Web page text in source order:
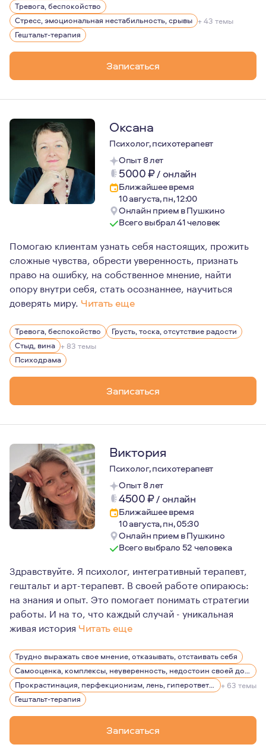
Тревога, беспокойство
Стресс, эмоциональная нестабильность, срывы + 43 темы
Гештальт-терапия
Записаться
Оксана
Психолог, психотерапевт
Опыт 8 лет
5000₽/ онлайн
Ближайшее время
10 августа, пн, 12:00
Онлайн прием в Пушкино
Всего выбрал 41 человек
Помогаю клиентам узнать себя настоящих, прожить
сложные чувства, обрести уверенность, признать
право на ошибку, на собственное мнение, найти
опору внутри себя, стать осознаннее, научиться
доверять миру. Читать еще
Для меня психотерапия - это про любовь к себе, про
Тревога, беспокойство
Грусть, тоска, отсутствие радости
Стыд, вина + 83 темы
Психодрама
Записаться
Виктория
Психолог, психотерапевт
Опыт 8 лет
4500₽/ онлайн
Ближайшее время
10 августа, пн, 05:30
Онлайн прием в Пушкино
Всего выбрало 52 человека
Здравствуйте. Я психолог, интегративный терапевт,
гештальт и арт-терапевт. В своей работе опираюсь:
на знания и опыт. Это помогает понимать стратегии
работы. И на то, что каждый случай - уникальная
живая история Читать еще
Мои ценности - это внутренняя свобода, честность
И да: юмор - важный помощник по жизни ;)
Я - мама дочи-подростка.
3,5 года в эмиграции.
Люблю спорт, хайки, путешествия, керамику.
Трудно выражать свое мнение, отказывать, отстаивать себя
Самооценка, комплексы, неуверенность, недостоин своей должности или положения в обществе
Прокрастинация, перфекционизм, лень, гиперответственность
+ 63 темы
Гештальт-терапия
Записаться